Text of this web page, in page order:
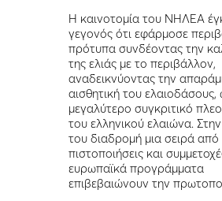
Η καινοτομία του ΝΗΛΕΑ
γεγονός ότι εφάρμοσε
πρότυπα συνδέοντας την
της ελιάς με το περιβάλλον,
αναδεικνύοντας την
αισθητική του ελαιοδάσους,
μεγαλύτερο συγκριτικό
του ελληνικού ελαιώνα.
του διαδρομή μια σειρά
πιστοποιήσεις και
ευρωπαϊκά προγράμματα
επιβεβαιώνουν την